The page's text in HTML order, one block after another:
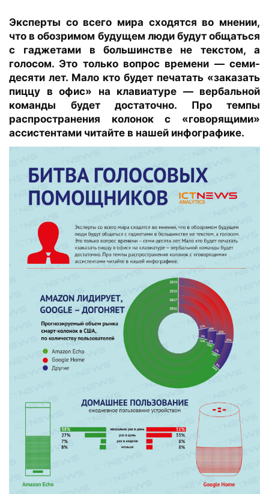
Эксперты со всего мира сходятся во мнении,
что в обозримом будущем люди будут общаться
с гаджетами в большинстве не текстом, а
голосом. Это только вопрос времени — семи-
десяти лет. Мало кто будет печатать «заказать
пиццу в офис» на клавиатуре — вербальной
команды будет достаточно. Про темпы
распространения колонок с «говорящими»
ассистентами читайте в нашей инфографике.